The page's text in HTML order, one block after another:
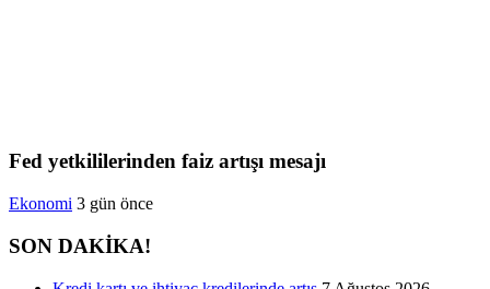
Fed yetkililerinden faiz artışı mesajı
Ekonomi 3 gün önce
SON DAKİKA!